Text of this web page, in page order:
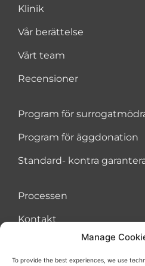
Manage
To provide the best experiences, we use
Klinik
Vår berättelse
Vårt team
Recensioner
Program för
Program för äggdonation
Standard- kontra
Processen
Kontakt